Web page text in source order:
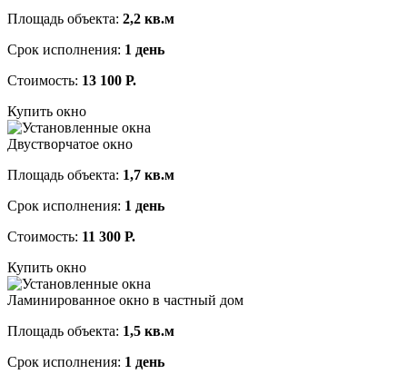
Площадь объекта: 2,2 кв.м
Срок исполнения: 1 день
Стоимость: 13 100 Р.
Купить окно
Двустворчатое окно
Площадь объекта: 1,7 кв.м
Срок исполнения: 1 день
Стоимость: 11 300 Р.
Купить окно
Ламинированное окно в частный дом
Площадь объекта: 1,5 кв.м
Срок исполнения: 1 день